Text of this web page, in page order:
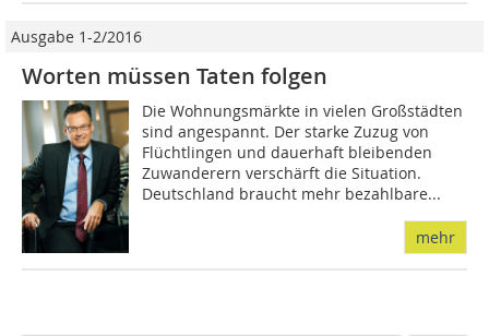
Ausgabe 1-2/2016
Worten müssen Taten folgen
Die Wohnungsmärkte in vielen Großstädten
sind angespannt. Der starke Zuzug von
Flüchtlingen und dauerhaft bleibenden
Zuwanderern verschärft die Situation.
Deutschland braucht mehr bezahlbare...
mehr